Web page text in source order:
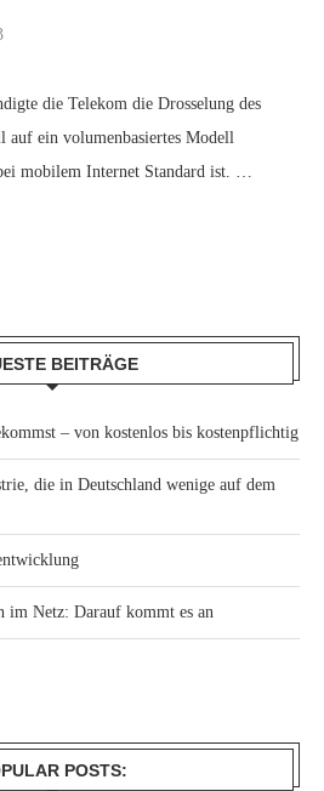
die Telekom die Drosselung des
auf ein volumenbasiertes Modell
mobilem Internet Standard ist. …
BEITRÄGE
– von kostenlos bis kostenpflichtig
die in Deutschland wenige auf dem
im Netz: Darauf kommt es an
POSTS: